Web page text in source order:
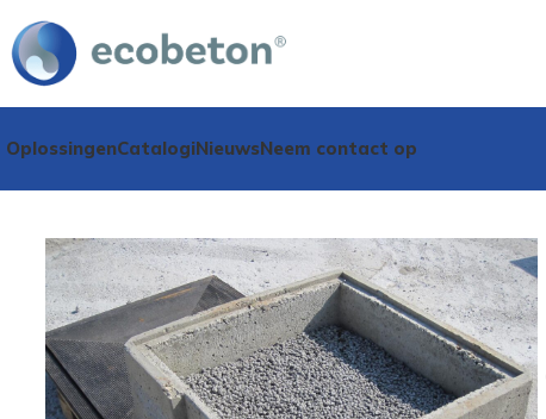
OplossingenCatalogiNieuwsNeem contact op